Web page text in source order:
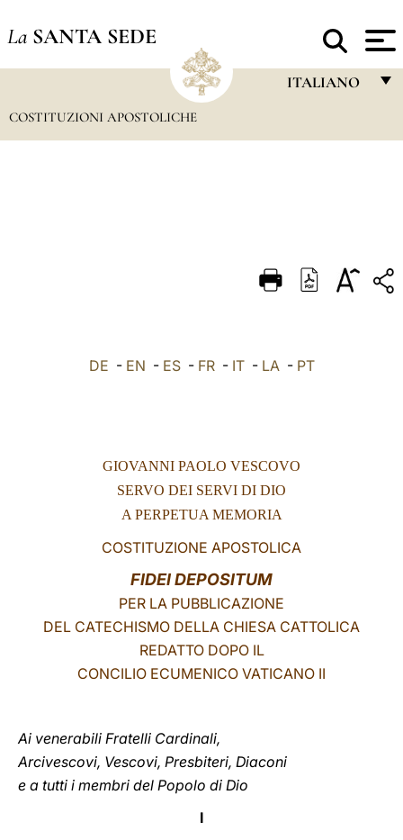
La SANTA SEDE
ITALIANO
DEUTSCH
العربيّة
COSTITUZIONI APOSTOLICHE
DE - EN - ES- FR- IT- LA- PT
GIOVANNI PAOLO VESCOVO
SERVO DEI SERVI DI DIO
A PERPETUA MEMORIA
COSTITUZIONE APOSTOLICA
FIDEI DEPOSITUM
PER LA PUBBLICAZIONE
DEL CATECHISMO DELLA CHIESA CATTOLICA
REDATTO DOPO IL
CONCILIO ECUMENICO VATICANO II
Ai venerabili Fratelli Cardinali,
Arcivescovi, Vescovi, Presbiteri, Diaconi
e a tutti i membri del Popolo di Dio
I